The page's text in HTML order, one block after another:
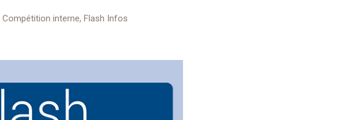
Compétition interne, Flash Infos